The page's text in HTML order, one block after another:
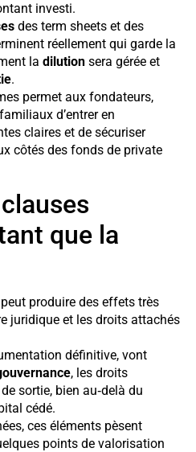
investi.
des term sheets et des
réellement qui garde la
la dilution sera gérée et
.
permet aux fondateurs,
d’entrer en
claires et de sécuriser
côtés des fonds de private
que la
produire des effets très
juridique et les droits attachés
définitive, vont
, les droits
sortie, bien au‑delà du
cédé.
ces éléments pèsent
points de valorisation